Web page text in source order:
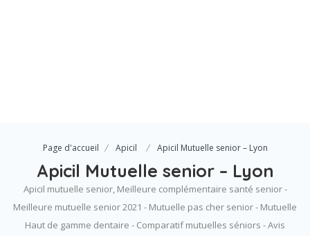
Page d'accueil Apicil Apicil Mutuelle senior – Lyon
Apicil Mutuelle senior – Lyon
Apicil mutuelle senior, Meilleure complémentaire santé senior -
Meilleure mutuelle senior 2021 - Mutuelle pas cher senior - Mutuelle
Haut de gamme dentaire - Comparatif mutuelles séniors - Avis